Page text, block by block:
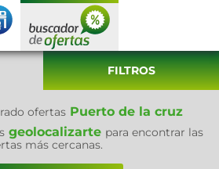
FILTROS
ofertasPuerto de la cruz
geolocalizarte para encontrar las
más cercanas.